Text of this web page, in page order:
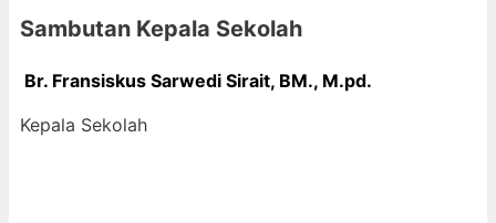
Sambutan Kepala Sekolah
Br. Fransiskus Sarwedi Sirait, BM., M.pd.
Kepala Sekolah